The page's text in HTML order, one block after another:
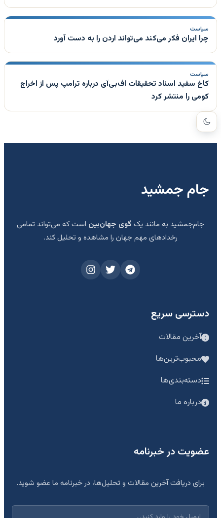
سیاست
چرا ایران فکر می‌کند می‌تواند اردن را به دست آورد
سیاست
کاخ سفید اسناد تحقیقات اف‌بی‌آی درباره ترامپ پس از اخراج
کومی را منتشر کرد
جام جمشید
جام‌جمشید به مانند یک گوی جهان‌بین است که می‌تواند تمامی
رخدادهای مهم جهان را مشاهده و تحلیل کند.
دسترسی سریع
آخرین مقالات
محبوب‌ترین‌ها
دسته‌بندی‌ها
درباره ما
عضویت در خبرنامه
برای دریافت آخرین مقالات و تحلیل‌ها، در خبرنامه ما عضو شوید.